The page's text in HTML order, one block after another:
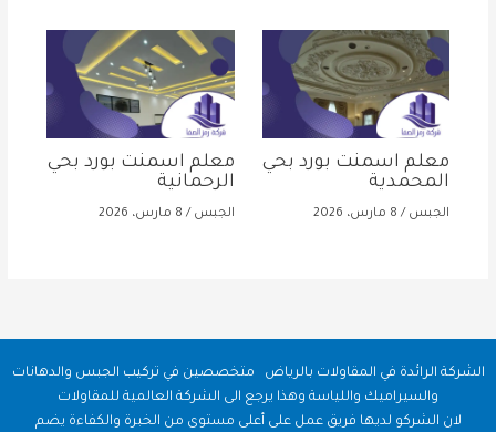
معلم اسمنت بورد بحي
المحمدية
الجبس / 8 مارس، 2026
معلم اسمنت بورد بحي
الرحمانية
الجبس / 8 مارس، 2026
الشركة الرائدة في المقاولات بالرياض متخصصين في تركيب الجبس والدهانات
والسيراميك واللياسة وهذا يرجع الى الشركة العالمية للمقاولات
لان الشركو لديها فريق عمل على أعلى مستوى من الخبرة والكفاءة يضم